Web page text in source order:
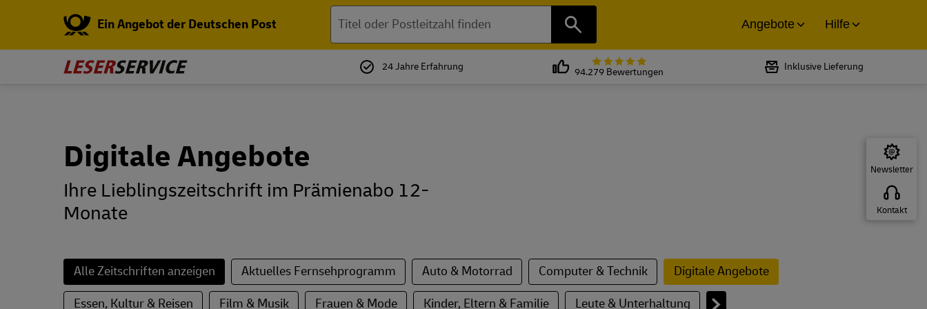
Ein Angebot der Deutschen Post
Suchen
Angebote Hilfe
24 Jahre Erfahrung
Bewertet mit 5 von 5 Sternen bei
94.279 Bewertungen
Inklusive Lieferung
Newsletter
Kontakt
Digitale Angebote
Ihre Lieblingszeitschrift im Prämienabo 12-
Monate
Alle Zeitschriften anzeigen Aktuelles Fernsehprogramm Auto & Motorrad Computer & Technik Digitale Angebote
Essen, Kultur & Reisen Film & Musik Frauen & Mode Kinder, Eltern & Familie Leute & Unterhaltung